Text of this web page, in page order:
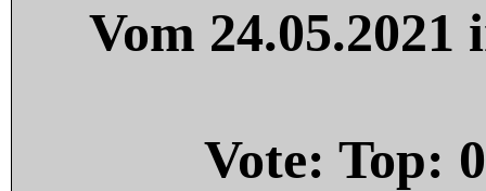
Vom
Vote: Top: 0